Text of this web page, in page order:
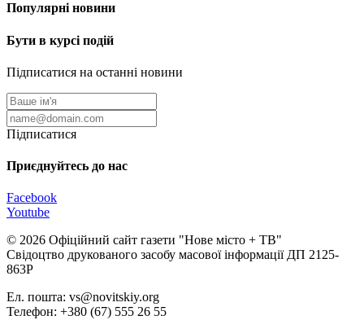
Популярні новини
Бути в курсі подій
Підписатися на останні новини
Підписатися
Приєднуйтесь до нас
Facebook
Youtube
© 2026 Офіційний сайт газети "Нове мiсто + ТВ"
Свідоцтво друкованого засобу масової інформації ДП 2125-
863Р
Ел. пошта: vs@novitskiy.org
Телефон: +380 (67) 555 26 55